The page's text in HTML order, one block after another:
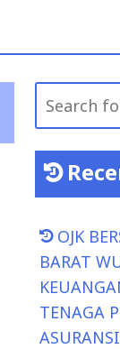
Search
OJK
BARAT
TENAGA